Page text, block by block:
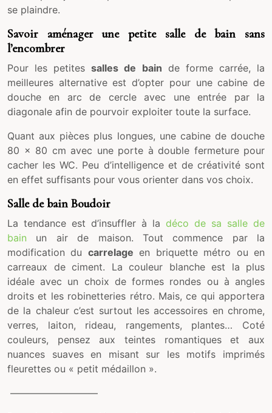
se plaindre.
Savoir aménager une petite salle de bain sans
l’encombrer
Pour les petitessalles de bain de forme carrée, la
meilleures alternative est d’opter pour une cabine de
douche en arc de cercle avec une entrée par la
diagonale afin de pourvoir exploiter toute la surface.
Quant aux pièces plus longues, une cabine de douche
80 x 80 cm avec une porte à double fermeture pour
cacher les WC. Peu d’intelligence et de créativité sont
en effet suffisants pour vous orienter dans vos choix.
Salle de bain Boudoir
La tendance est d’insuffler à la déco de sa salle de
bain un air de maison. Tout commence par la
modification du carrelage en briquette métro ou en
carreaux de ciment. La couleur blanche est la plus
idéale avec un choix de formes rondes ou à angles
droits et les robinetteries rétro. Mais, ce qui apportera
de la chaleur c’est surtout les accessoires en chrome,
verres, laiton, rideau, rangements, plantes… Coté
couleurs, pensez aux teintes romantiques et aux
nuances suaves en misant sur les motifs imprimés
fleurettes ou « petit médaillon ».
—————————